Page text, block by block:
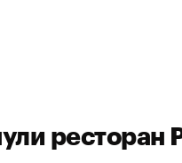
ресторан